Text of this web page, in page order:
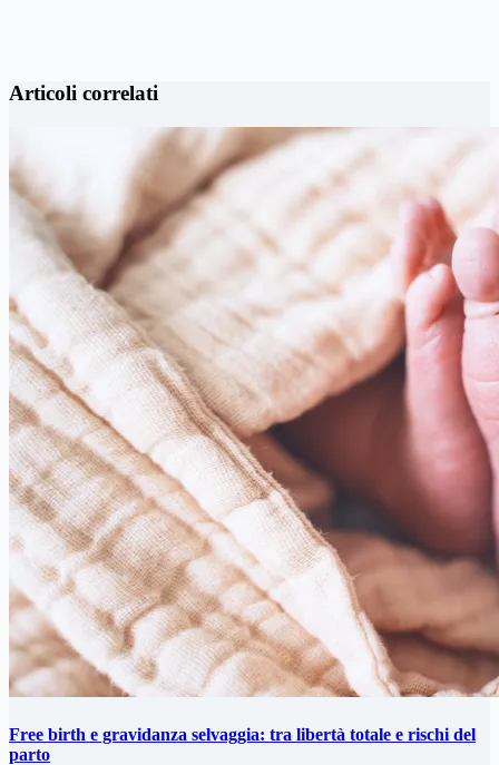
Articoli correlati
Free birth e gravidanza selvaggia: tra libertà totale e rischi del
parto